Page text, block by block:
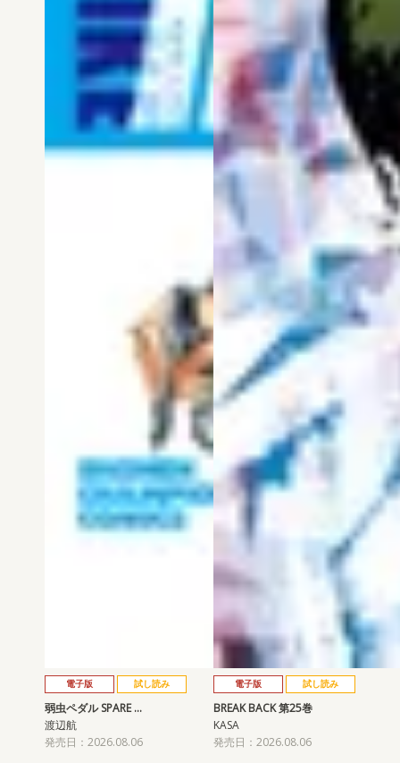
電子版 試し読み
弱虫ペダル SPARE …
渡辺航
発売日：2026.08.06
電子版 試し読み
BREAK BACK 第25巻
KASA
発売日：2026.08.06